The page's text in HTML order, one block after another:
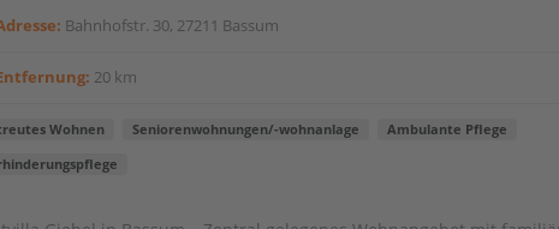
Bahnhofstr. 30, 27211 Bassum
20 km
Wohnen Seniorenwohnungen/-wohnanlage Ambulante Pflege